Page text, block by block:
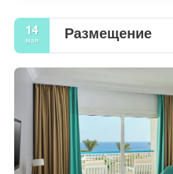
14
мая Размещение